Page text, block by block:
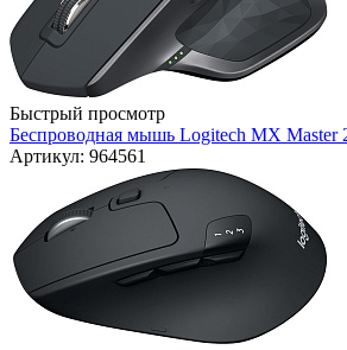
Быстрый просмотр
Беспроводная мышь Logitech MX Master
Артикул: 964561